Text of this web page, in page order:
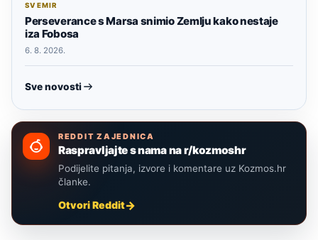
SVEMIR
Perseverance s Marsa snimio Zemlju kako nestaje
iza Fobosa
6. 8. 2026.
Sve novosti
REDDIT ZAJEDNICA
Raspravljajte s nama na r/kozmoshr
Podijelite pitanja, izvore i komentare uz Kozmos.hr
članke.
Otvori Reddit